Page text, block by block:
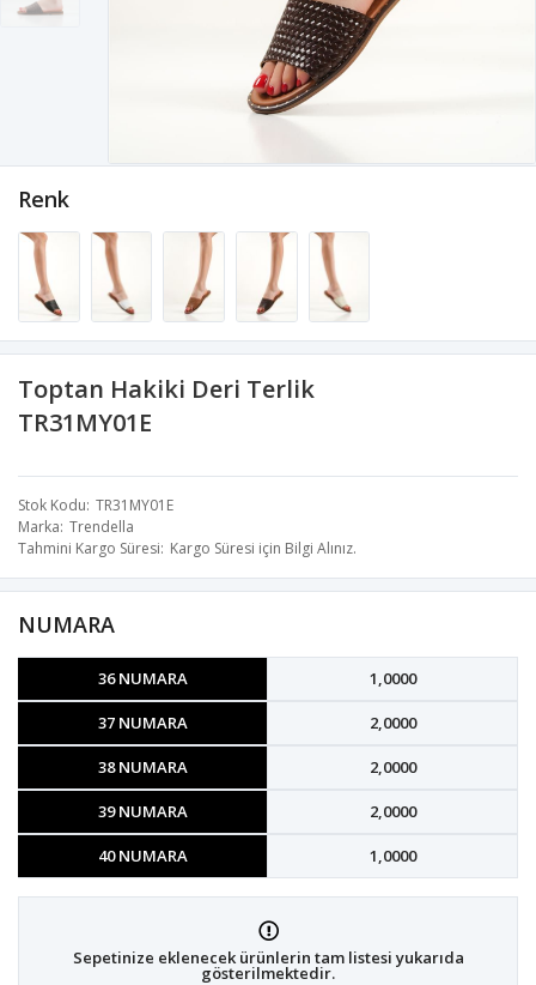
Toptan Hakiki Deri Terlik
TR31MY01E
Stok Kodu TR31MY01E
Marka Trendella
Tahmini Kargo Süresi Kargo Süresi için Bilgi Alınız.
Renk
NUMARA
36 NUMARA 1,0000
37 NUMARA 2,0000
38 NUMARA 2,0000
39 NUMARA 2,0000
40 NUMARA 1,0000
Sepetinize eklenecek ürünlerin tam listesi yukarıda
gösterilmektedir.